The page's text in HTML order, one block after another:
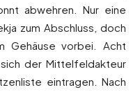
abwehren. Nur eine
zum Abschluss, doch
Gehäuse vorbei. Acht
der Mittelfeldakteur
eintragen. Nach